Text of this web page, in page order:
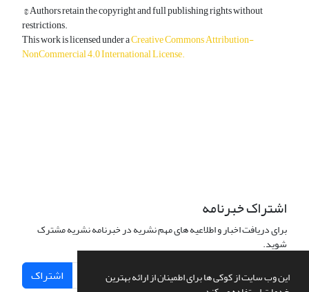
این وب سایت از کوکی ها برای اطمینان از ارائه بهترین
© Authors retain the copyright and full publishing rights without
restrictions.
This work is licensed under aCreative Commons Attribution-
NonCommercial 4.0 International License.
اشتراک خبرنامه
برای دریافت اخبار و اطلاعیه های مهم نشریه در خبرنامه نشریه مشترک
شوید.
اشتراک